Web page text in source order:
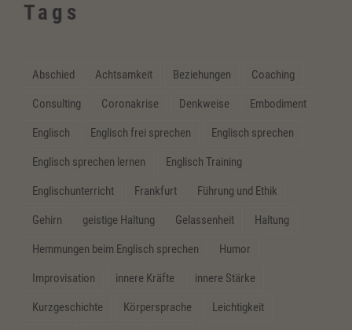
Tags
Abschied Achtsamkeit Beziehungen Coaching
Consulting Coronakrise Denkweise Embodiment
Englisch Englisch frei sprechen Englisch sprechen
Englisch sprechen lernen Englisch Training
Englischunterricht Frankfurt Führung und Ethik
Gehirn geistige Haltung Gelassenheit Haltung
Hemmungen beim Englisch sprechen Humor
Improvisation innere Kräfte innere Stärke
Kurzgeschichte Körpersprache Leichtigkeit